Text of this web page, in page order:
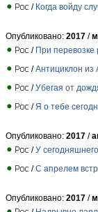
/ Когда войду
Опубликовано: 2017 /
/ При перевозке
/Антициклон из
/Убегая от
/ Я о тебе
Опубликовано: 2017 /
/У
/С апрелем
Опубликовано: 2017 /